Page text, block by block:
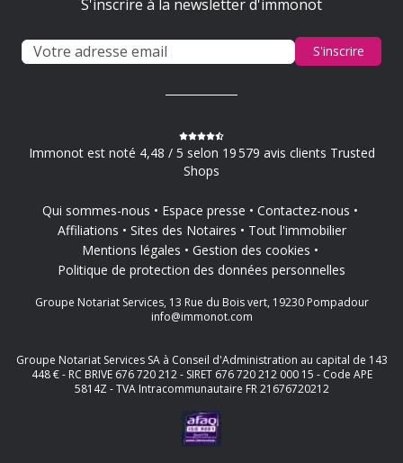
S'inscrire à la newsletter d'immonot
S'inscrire
Immonot est noté 4,48 / 5 selon 19 579 avis clients Trusted
Shops
Qui sommes-nous Espace presse
Contactez-nous
Affiliations
Sites des Notaires
Tout l'immobilier
Mentions légales
Gestion des cookies
Politique de protection des données personnelles
Groupe Notariat Services, 13 Rue du Bois vert, 19230 Pompadour
info@immonot.com
Groupe Notariat Services SA à Conseil d'Administration au capital de 143
448 € - RC BRIVE 676 720 212 - SIRET 676 720 212 000 15 - Code APE
5814Z - TVA Intracommunautaire FR 21676720212